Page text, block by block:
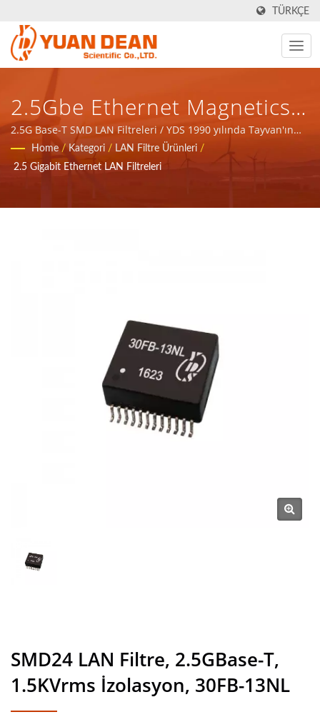
TÜRKÇE
2.5Gbe Ethernet Magnetics
Modülü, SMD24 Paketi
İnternet Ve Telekom
2.5G Base-T SMD LAN Filtreleri / YDS 1990 yılında Tayvan'ın
Tainan şehrinde kurulmuştur ve fabrikamız Ho Mao elektronik
1995 yılında Çin'in Xiamen şehrinde kurulmuştur. ISO 9001,
Home / Kategori / LAN Filtre Ürünleri /
2.5 Gigabit Ethernet LAN Filtreleri
SMD24 LAN Filtre, 2.5GBase-T,
1.5KVrms İzolasyon, 30FB-13NL